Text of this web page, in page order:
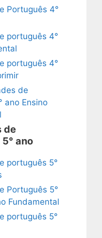
Português 4°
português 4°
português 4°
de
ano Ensino
de
ano
português 5°
Português 5°
Fundamental
português 5°